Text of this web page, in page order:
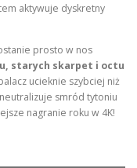
aktywuje dyskretny
prosto w nos
starych skarpet i octu
ucieknie szybciej niż
smród tytoniu
nagranie roku w 4K!